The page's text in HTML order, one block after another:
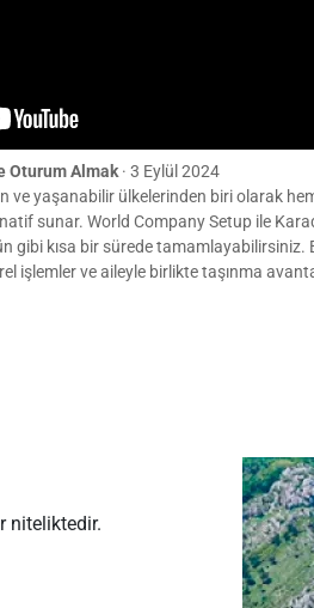
Oturum Almak· 3 Eylül 2024
ve yaşanabilir ülkelerinden biri olarak
sunar. World Company Setup ile
gibi kısa bir sürede
işlemler ve aileyle birlikte taşınma
niteliktedir.